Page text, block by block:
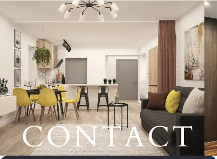
で気持ちよく新生活をスター
トできております。ありがと
うございました。
CONTACT